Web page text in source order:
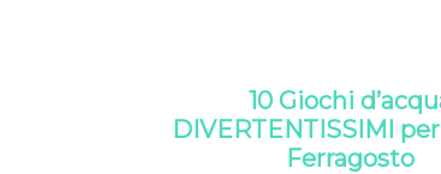
10 Giochi
DIVERTENTISSIMI
Ferragosto